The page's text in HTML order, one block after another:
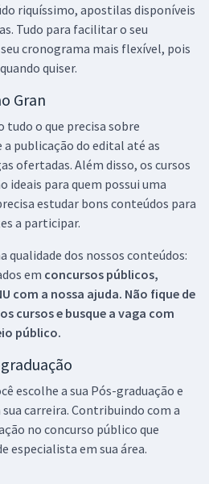
riquíssimo, apostilas disponíveis
Tudo para facilitar o seu
cronograma mais flexível, pois
quiser.
Gran
tudo o que precisa sobre
a publicação do edital até as
ofertadas. Além disso, os cursos
ideais para quem possui uma
estudar bons conteúdos para
a participar.
qualidade dos nossos conteúdos:
em concursos públicos,
com a nossa ajuda. Não fique de
cursos e busque a vaga com
público.
escolhe a sua Pós-graduação e
carreira. Contribuindo com a
no concurso público que
especialista em sua área.